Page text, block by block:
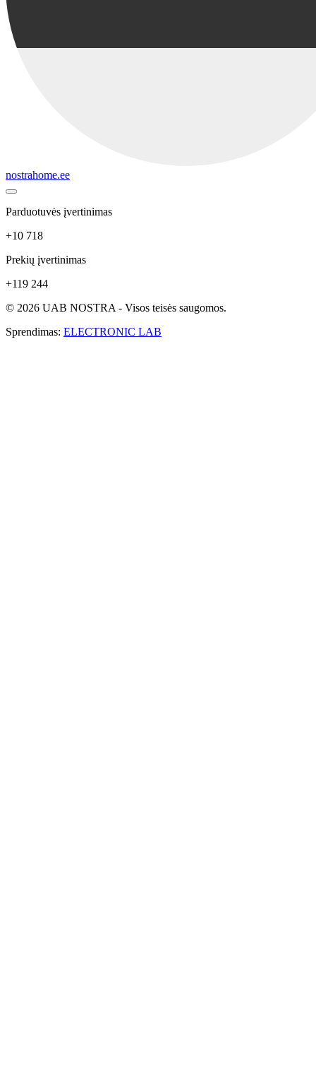
nostrahome.ee
Parduotuvės įvertinimas
+10 718
Prekių įvertinimas
+119 244
© 2026 UAB NOSTRA - Visos teisės saugomos.
Sprendimas: ELECTRONIC LAB